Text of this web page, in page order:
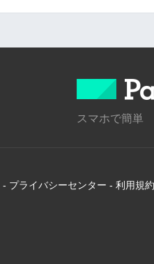
スマホで簡単
- プライバシーセンター - 利用規約